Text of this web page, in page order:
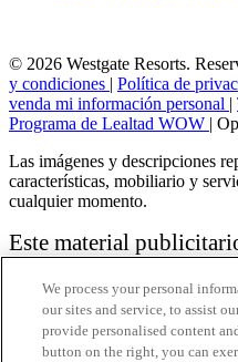
© 2026 Westgate Resorts.
y condiciones | Política de
venda mi información personal |
Programa de Lealtad WOW |
Las imágenes y descripciones
características, mobiliario y
cualquier momento.
Este material
vacacional.
Aviso: las funciones de
ser una lista exhaustiva o
We process your personal
our sites and service, to assist
provide personalised content
button on the right, you can